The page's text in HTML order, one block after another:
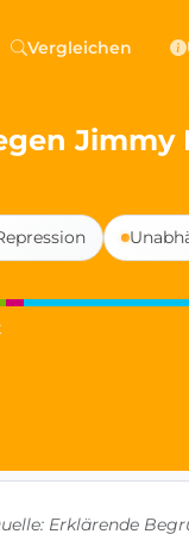
Vergleichen
Jimmy
Erklärende